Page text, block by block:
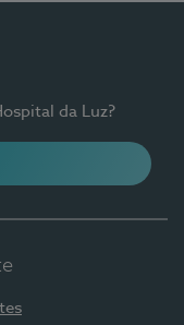
da Luz?